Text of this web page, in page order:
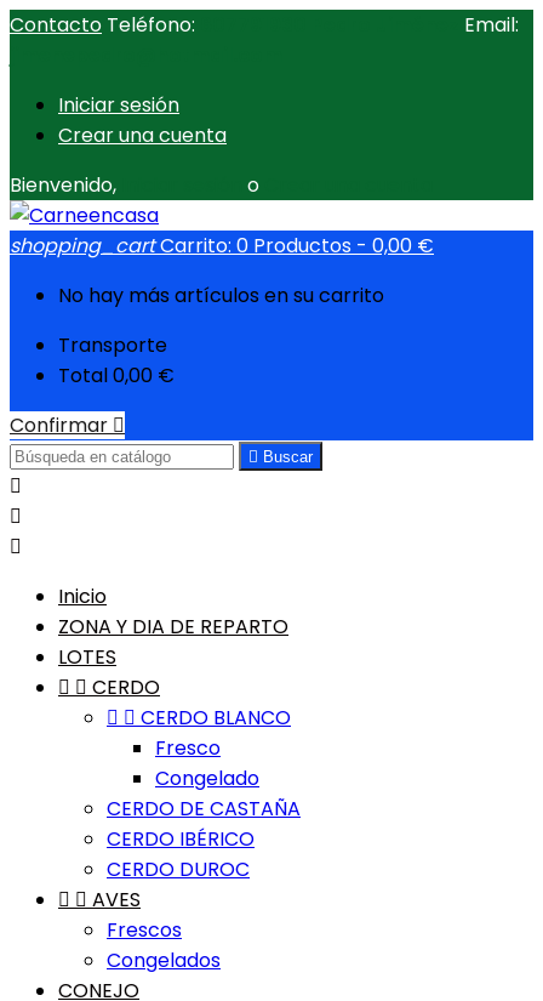
Contacto Teléfono:
Email:
Iniciar sesión
Crear una cuenta
Bienvenido,
o
shopping_cartCarrito: 0 Productos - 0,00 €
No hay más artículos en su carrito
Transporte
Total0,00 €
Confirmar 
 Buscar



Inicio
ZONA Y DIA DE REPARTO
LOTES
  CERDO
  CERDO BLANCO
Fresco
Congelado
CERDO DE CASTAÑA
CERDO IBÉRICO
CERDO DUROC
  AVES
Frescos
Congelados
CONEJO